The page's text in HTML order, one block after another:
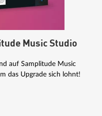
Music Studio
auf Samplitude Music
das Upgrade sich lohnt!